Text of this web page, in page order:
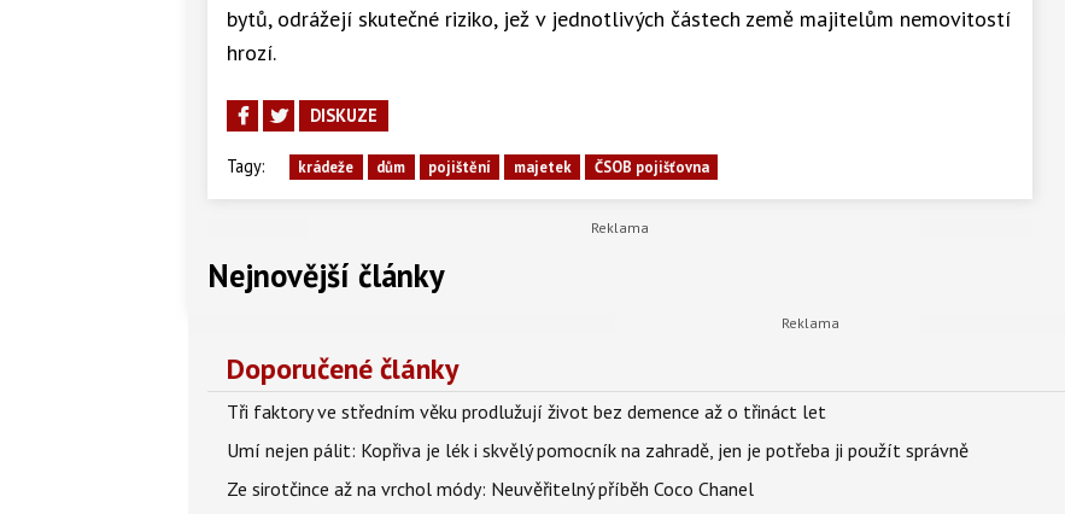
bytů, odrážejí skutečné riziko, jež v jednotlivých částech země majitelům nemovitostí
hrozí.
DISKUZE
Tagy: krádeže dům pojištění majetek ČSOB pojišťovna
Nejnovější články
Doporučené články
Tři faktory ve středním věku prodlužují život bez demence až o třináct let
Umí nejen pálit: Kopřiva je lék i skvělý pomocník na zahradě, jen je potřeba ji použít správně
Ze sirotčince až na vrchol módy: Neuvěřitelný příběh Coco Chanel